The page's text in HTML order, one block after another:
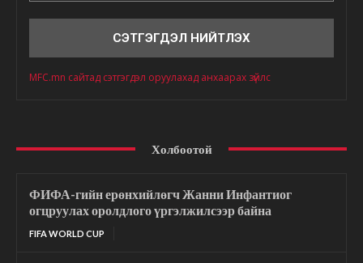
MFC.mn сайтад сэтгэгдэл оруулахад анхаарах зүйлс
Холбоотой
ФИФА-гийн ерөнхийлөгч Жанни Инфантиог
огцруулах оролдлого үргэлжилсээр байна
FIFA WORLD CUP